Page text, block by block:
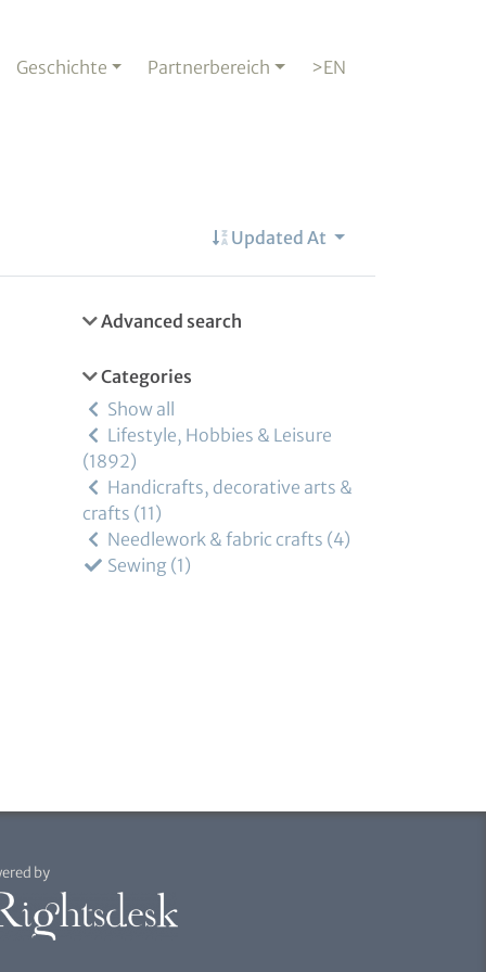
Geschichte Partnerbereich >EN
Updated At
Advanced search
Categories
Show all
Lifestyle, Hobbies & Leisure
1892
Handicrafts, decorative arts &
crafts 11
Needlework & fabric crafts 4
Sewing 1
by